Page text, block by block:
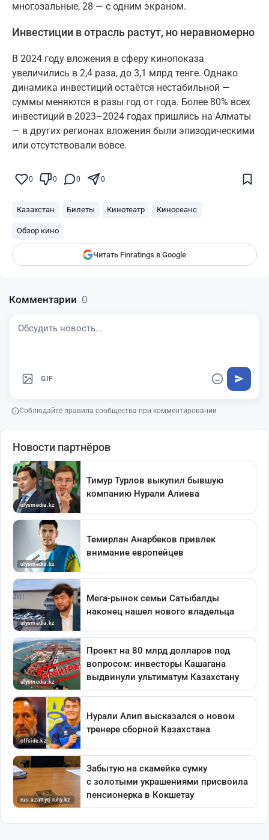
многозальные, 28 — с одним экраном.
Инвестиции в отрасль растут, но неравномерно
В 2024 году вложения в сферу кинопоказа
увеличились в 2,4 раза, до 3,1 млрд тенге. Однако
динамика инвестиций остаётся нестабильной —
суммы меняются в разы год от года. Более 80% всех
инвестиций в 2023–2024 годах пришлись на Алматы
— в других регионах вложения были эпизодическими
или отсутствовали вовсе.
0 0 0 0
Казахстан Билеты Кинотеатр Киносеанс
Обзор кино
Читать Finratings в Google
Поставьте галочку рядом с
Finratings
Комментарии 0
GIF
Соблюдайте правила сообщества при комментировании